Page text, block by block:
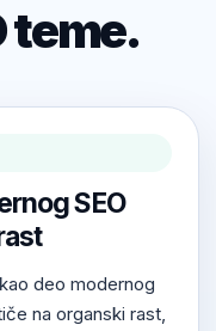
teme.
SEO
deo modernog
na organski rast,